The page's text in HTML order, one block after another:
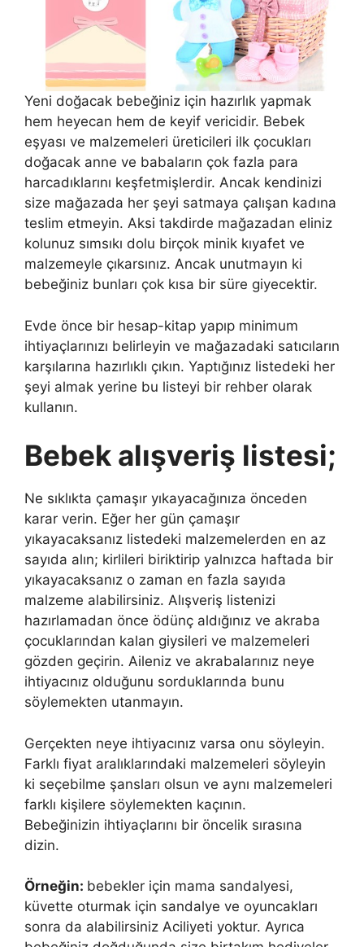
Yeni doğacak bebeğiniz için hazırlık yapmak
hem heyecan hem de keyif vericidir. Bebek
eşyası ve malzemeleri üreticileri ilk çocukları
doğacak anne ve babaların çok fazla para
harcadıklarını keşfetmişlerdir. Ancak kendinizi
size mağazada her şeyi satmaya çalışan kadına
teslim etmeyin. Aksi takdirde mağazadan eliniz
kolunuz sımsıkı dolu birçok minik kıyafet ve
malzemeyle çıkarsınız. Ancak unutmayın ki
bebeğiniz bunları çok kısa bir süre giyecektir.
Evde önce bir hesap-kitap yapıp minimum
ihtiyaçlarınızı belirleyin ve mağazadaki satıcıların
karşılarına hazırlıklı çıkın. Yaptığınız listedeki her
şeyi almak yerine bu listeyi bir rehber olarak
kullanın.
Bebek alışveriş listesi;
Ne sıklıkta çamaşır yıkayacağınıza önceden
karar verin. Eğer her gün çamaşır
yıkayacaksanız listedeki malzemelerden en az
sayıda alın; kirlileri biriktirip yalnızca haftada bir
yıkayacaksanız o zaman en fazla sayıda
malzeme alabilirsiniz. Alışveriş listenizi
hazırlamadan önce ödünç aldığınız ve akraba
çocuklarından kalan giysileri ve malzemeleri
gözden geçirin. Aileniz ve akrabalarınız neye
ihtiyacınız olduğunu sorduklarında bunu
söylemekten utanmayın.
Gerçekten neye ihtiyacınız varsa onu söyleyin.
Farklı fiyat aralıklarındaki malzemeleri söyleyin
ki seçebilme şansları olsun ve aynı malzemeleri
farklı kişilere söylemekten kaçının.
Bebeğinizin ihtiyaçlarını bir öncelik sırasına
dizin.
Örneğin: bebekler için mama sandalyesi,
küvette oturmak için sandalye ve oyuncakları
sonra da alabilirsiniz Aciliyeti yoktur. Ayrıca